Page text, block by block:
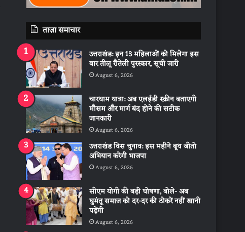
ताज़ा समाचार
उत्तराखंड: इन 13 महिलाओं को मिलेगा इस
बार तीलू रौतेली पुरस्कार, सूची जारी
August 6, 2026
चारधाम यात्रा: अब एलईडी स्क्रीन बताएगी
मौसम और मार्ग बंद होने की सटीक
जानकारी
August 6, 2026
उत्तराखंड विस चुनाव: इस महीने बूथ जीतो
अभियान करेगी भाजपा
August 6, 2026
सीएम योगी की बड़ी घोषणा, बोले- अब
घुमंतू समाज को दर-दर की ठोकरें नहीं खानी
पड़ेंगी
August 6, 2026